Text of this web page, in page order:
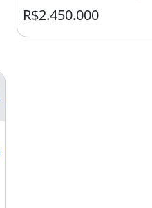
R$2.450.000
em BRASÍLIA